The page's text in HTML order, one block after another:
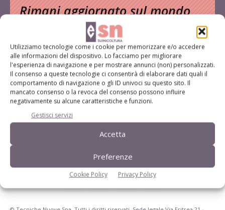
Utilizziamo tecnologie come i cookie per memorizzare e/o accedere
alle informazioni del dispositivo. Lo facciamo per migliorare
l'esperienza di navigazione e per mostrare annunci (non) personalizzati.
Il consenso a queste tecnologie ci consentirà di elaborare dati quali il
comportamento di navigazione o gli ID univoci su questo sito. Il
mancato consenso o la revoca del consenso possono influire
negativamente su alcune caratteristiche e funzioni.
Gestisci servizi
Accetta
Preferenze
Cookie Policy Privacy Policy
Rimani aggiornato sul mondo
dell’agricoltura
Iscriviti alle nostre newsletter